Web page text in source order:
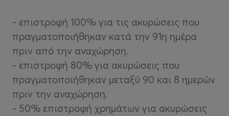
- επιστροφή 100% για τις ακυρώσεις που
πραγματοποιήθηκαν κατά την 91η ημέρα
πριν από την αναχώρηση.
- επιστροφή 80% για ακυρώσεις που
πραγματοποιήθηκαν μεταξύ 90 και 8 ημερών
πριν την αναχώρηση.
- 50% επιστροφή χρημάτων για ακυρώσεις